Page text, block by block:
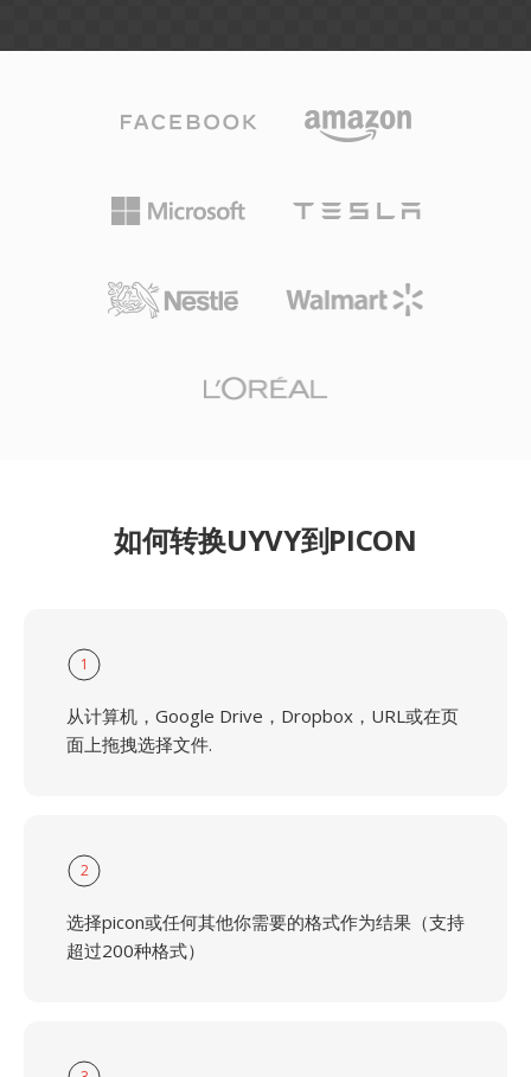
如何转换UYVY到PICON
1
从计算机，Google Drive，Dropbox，URL或在页
面上拖拽选择文件.
2
选择picon或任何其他你需要的格式作为结果（支持
超过200种格式）